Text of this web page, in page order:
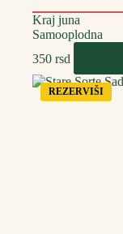
Kraj juna
Samooplodna
350 rsd
REZERVIŠI